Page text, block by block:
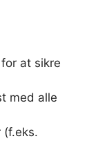
at sikre
med alle
(f.eks.